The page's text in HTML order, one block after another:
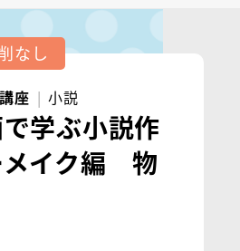
なし
座 小説
学ぶ小説作
メイク編 物